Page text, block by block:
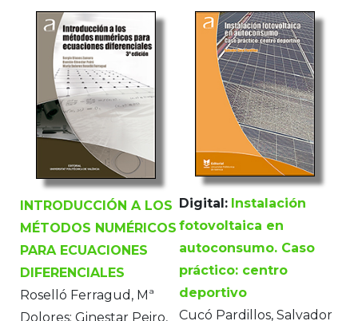
INTRODUCCIÓN A LOS
MÉTODOS NUMÉRICOS
PARA ECUACIONES
DIFERENCIALES
Roselló Ferragud, Mª
Dolores; Ginestar Peiro,
Digital: Instalación
fotovoltaica en
autoconsumo. Caso
práctico: centro
deportivo
Cucó Pardillos, Salvador